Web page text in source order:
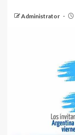
Administrator